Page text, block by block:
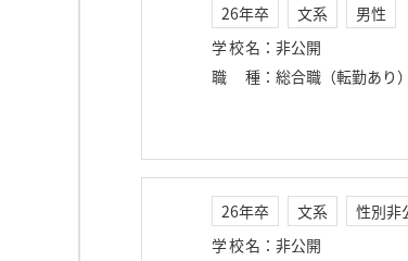
26年卒 文系
男性
学校名 ： 非公開
職種 ： 総合職（転勤あり）
26年卒 文系
性別非
学校名 ： 非公開